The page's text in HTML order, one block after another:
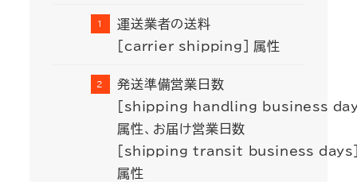
運送業者の送料
[carrier_shipping] 属性
発送準備営業日数
属性、お届け営業日数
属性